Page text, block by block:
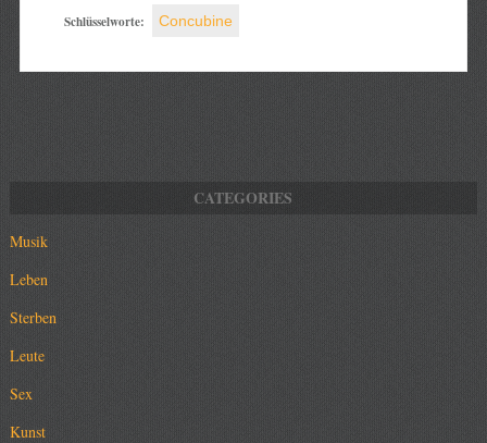
Schlüsselworte: Concubine
Musik
Leben
Sterben
Leute
Sex
Kunst